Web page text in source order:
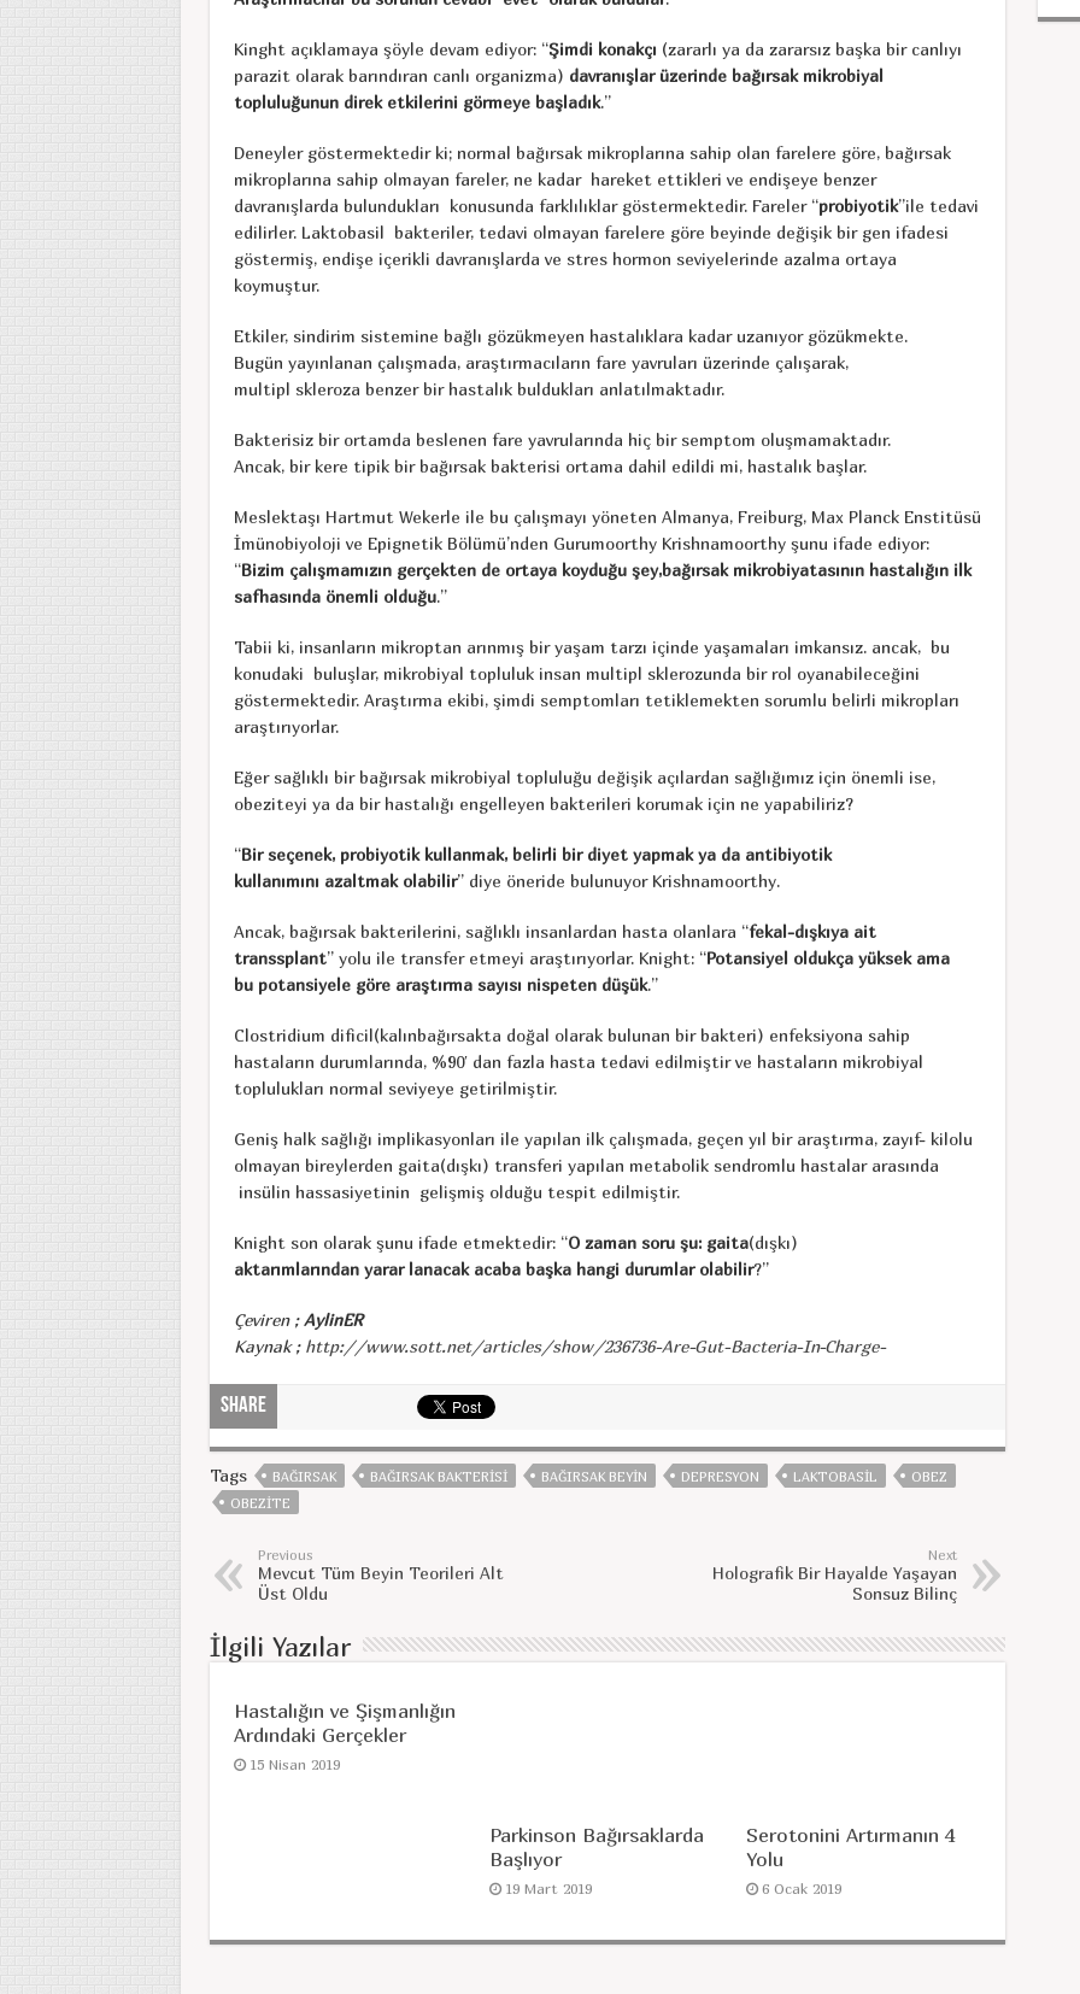
Kinght açıklamaya şöyle devam ediyor: “Şimdi konakçı (zararlı ya da zararsız başka bir canlıyı
parazit olarak barındıran canlı organizma) davranışlar üzerinde bağırsak mikrobiyal
topluluğunun direk etkilerini görmeye başladık.”
Deneyler göstermektedir ki; normal bağırsak mikroplarına sahip olan farelere göre, bağırsak
mikroplarına sahip olmayan fareler, ne kadar hareket ettikleri ve endişeye benzer
davranışlarda bulundukları konusunda farklılıklar göstermektedir. Fareler “probiyotik”ile tedavi
edilirler. Laktobasil bakteriler, tedavi olmayan farelere göre beyinde değişik bir gen ifadesi
göstermiş, endişe içerikli davranışlarda ve stres hormon seviyelerinde azalma ortaya
koymuştur.
Etkiler, sindirim sistemine bağlı gözükmeyen hastalıklara kadar uzanıyor gözükmekte.
Bugün yayınlanan çalışmada, araştırmacıların fare yavruları üzerinde çalışarak,
multipl skleroza benzer bir hastalık buldukları anlatılmaktadır.
Bakterisiz bir ortamda beslenen fare yavrularında hiç bir semptom oluşmamaktadır.
Ancak, bir kere tipik bir bağırsak bakterisi ortama dahil edildi mi, hastalık başlar.
Meslektaşı Hartmut Wekerle ile bu çalışmayı yöneten Almanya, Freiburg, Max Planck Enstitüsü
İmünobiyoloji ve Epignetik Bölümü’nden Gurumoorthy Krishnamoorthy şunu ifade ediyor:
“Bizim çalışmamızın gerçekten de ortaya koyduğu şey,bağırsak mikrobiyatasının hastalığın ilk
safhasında önemli olduğu.”
Tabii ki, insanların mikroptan arınmış bir yaşam tarzı içinde yaşamaları imkansız. ancak, bu
konudaki buluşlar, mikrobiyal topluluk insan multipl sklerozunda bir rol oyanabileceğini
göstermektedir. Araştırma ekibi, şimdi semptomları tetiklemekten sorumlu belirli mikropları
araştırıyorlar.
Eğer sağlıklı bir bağırsak mikrobiyal topluluğu değişik açılardan sağlığımız için önemli ise,
obeziteyi ya da bir hastalığı engelleyen bakterileri korumak için ne yapabiliriz?
“Bir seçenek, probiyotik kullanmak, belirli bir diyet yapmak ya da antibiyotik
kullanımını azaltmak olabilir” diye öneride bulunuyor Krishnamoorthy.
Ancak, bağırsak bakterilerini, sağlıklı insanlardan hasta olanlara “fekal-dışkıya ait
transsplant” yolu ile transfer etmeyi araştırıyorlar. Knight: “Potansiyel oldukça yüksek ama
bu potansiyele göre araştırma sayısı nispeten düşük.”
Clostridium dificil(kalınbağırsakta doğal olarak bulunan bir bakteri) enfeksiyona sahip
hastaların durumlarında, %90′ dan fazla hasta tedavi edilmiştir ve hastaların mikrobiyal
toplulukları normal seviyeye getirilmiştir.
Geniş halk sağlığı implikasyonları ile yapılan ilk çalışmada, geçen yıl bir araştırma, zayıf- kilolu
olmayan bireylerden gaita(dışkı) transferi yapılan metabolik sendromlu hastalar arasında
insülin hassasiyetinin gelişmiş olduğu tespit edilmiştir.
Knight son olarak şunu ifade etmektedir: “O zaman soru şu: gaita(dışkı)
aktarımlarından yarar lanacak acaba başka hangi durumlar olabilir?”
Çeviren ;AylinER
Kaynak ; http://www.sott.net/articles/show/236736-Are-Gut-Bacteria-In-Charge-
Share
Tags BAĞIRSAK BAĞIRSAK BAKTERISI BAĞIRSAK BEYIN DEPRESYON LAKTOBASIL
OBEZ
OBEZITE
Previous
Mevcut Tüm Beyin Teorileri Alt
Üst Oldu
Next
Holografik Bir Hayalde Yaşayan
Sonsuz Bilinç
İlgili Yazılar
Hastalığın ve Şişmanlığın
Ardındaki Gerçekler
15 Nisan 2019
Parkinson Bağırsaklarda
Başlıyor
19 Mart 2019
Serotonini Artırmanın 4
Yolu
6 Ocak 2019